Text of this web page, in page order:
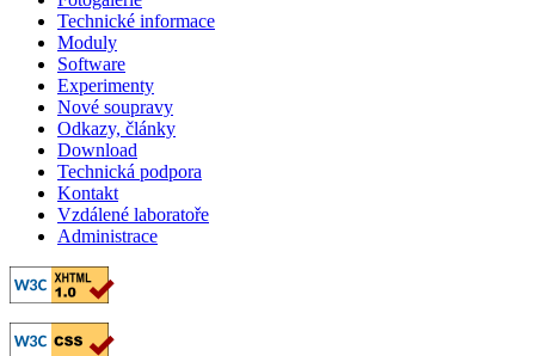
Technické informace
Moduly
Software
Experimenty
Nové soupravy
Odkazy, články
Download
Technická podpora
Kontakt
Vzdálené laboratoře
Administrace